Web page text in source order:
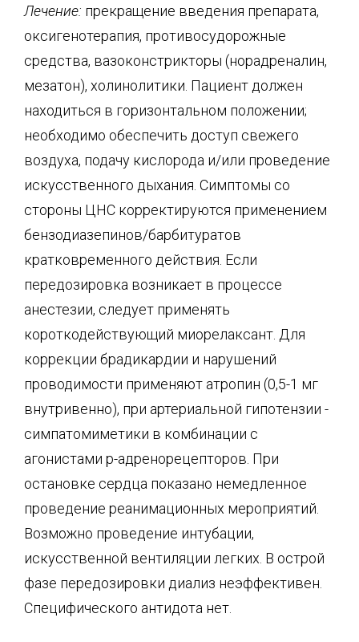
Лечение: прекращение введения препарата,
оксигенотерапия, противосудорожные
средства, вазоконстрикторы (норадреналин,
мезатон), холинолитики. Пациент должен
находиться в горизонтальном положении;
необходимо обеспечить доступ свежего
воздуха, подачу кислорода и/или проведение
искусственного дыхания. Симптомы со
стороны ЦНС корректируются применением
бензодиазепинов/барбитуратов
кратковременного действия. Если
передозировка возникает в процессе
анестезии, следует применять
короткодействующий миорелаксант. Для
коррекции брадикардии и нарушений
проводимости применяют атропин (0,5-1 мг
внутривенно), при артериальной гипотензии -
симпатомиметики в комбинации с
агонистами p-адренорецепторов. При
остановке сердца показано немедленное
проведение реанимационных мероприятий.
Возможно проведение интубации,
искусственной вентиляции легких. В острой
фазе передозировки диализ неэффективен.
Специфического антидота нет.